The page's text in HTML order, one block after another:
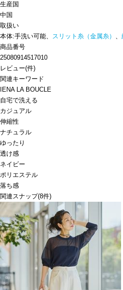
生産国
中国
取扱い
本体:手洗い可能、 スリット糸（金属糸） 、
商品番号
25080914517010
レビュー(件)
関連キーワード
IENA LA BOUCLE
自宅で洗える
カジュアル
伸縮性
ナチュラル
ゆったり
透け感
ネイビー
ポリエステル
落ち感
関連スナップ(8件)